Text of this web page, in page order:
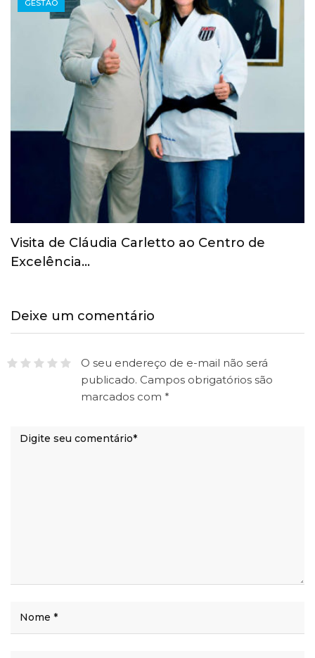
GESTÃO
COI revoga suspensão provisória do Comitê
Olímpico Russo
Deixe um comentário
O seu endereço de e-mail não será
publicado. Campos obrigatórios são
marcados com *